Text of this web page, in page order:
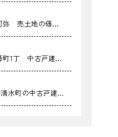
売土地の価格
1丁 中古戸建の
水町の中古戸建を